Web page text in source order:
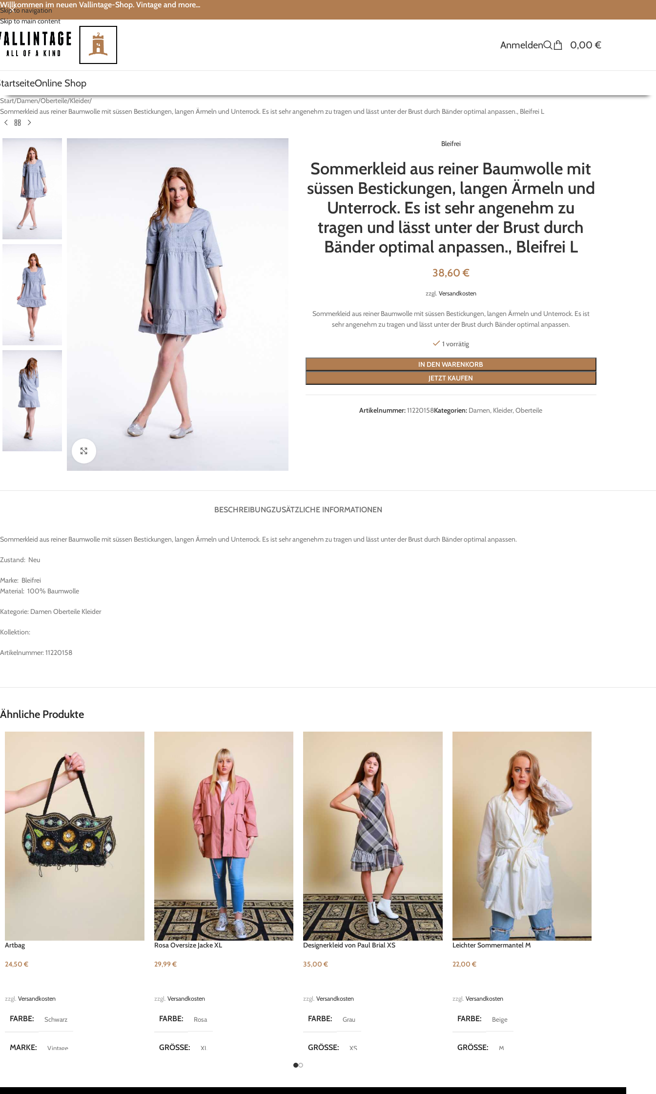
Skip to navigation
Skip to main content
Willkommen im neuen Vallintage-Shop. Vintage and more...
Anmelden 0,00€
Online Shop
Start Damen Oberteile Kleider
Sommerkleid aus reiner Baumwolle mit süssen Bestickungen, langen Ärmeln und Unterrock. Es ist sehr angenehm zu tragen und lässt unter der Brust durch Bänder optimal anpassen., Bleifrei L
Bleifrei
Sommerkleid aus reiner Baumwolle mit
süssen Bestickungen, langen Ärmeln und
Unterrock. Es ist sehr angenehm zu
tragen und lässt unter der Brust durch
Bänder optimal anpassen., Bleifrei L
38,60€
zzgl. Versandkosten
Sommerkleid aus reiner Baumwolle mit süssen Bestickungen, langen Ärmeln und Unterrock. Es ist
sehr angenehm zu tragen und lässt unter der Brust durch Bänder optimal anpassen.
1 vorrätig
IN DEN WARENKORB
JETZT KAUFEN
Artikelnummer:11220158Kategorien: Damen, Kleider,Oberteile
BESCHREIBUNGZUSÄTZLICHE INFORMATIONEN
Sommerkleid aus reiner Baumwolle mit süssen Bestickungen, langen Ärmeln und Unterrock. Es ist sehr angenehm zu tragen und lässt unter der Brust durch Bänder optimal anpassen.
Zustand: Neu
Marke: Bleifrei
Material: 100% Baumwolle
Kategorie: Damen Oberteile Kleider
Kollektion:
Artikelnummer: 11220158
Ähnliche Produkte
Artbag
24,50 €
zzgl. Versandkosten
FARBE Schwarz
MARKE Vintage
Rosa Oversize Jacke XL
29,99€
zzgl. Versandkosten
FARBE Rosa
GRÖSSE XL
Designerkleid von Paul Brial XS
35,00 €
zzgl. Versandkosten
FARBE Grau
GRÖSSE XS
Leichter Sommermantel M
22,00 €
zzgl. Versandkosten
FARBE Beige
GRÖSSE M